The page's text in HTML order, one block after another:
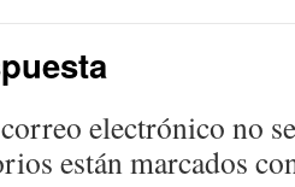
electrónico no
están marcados